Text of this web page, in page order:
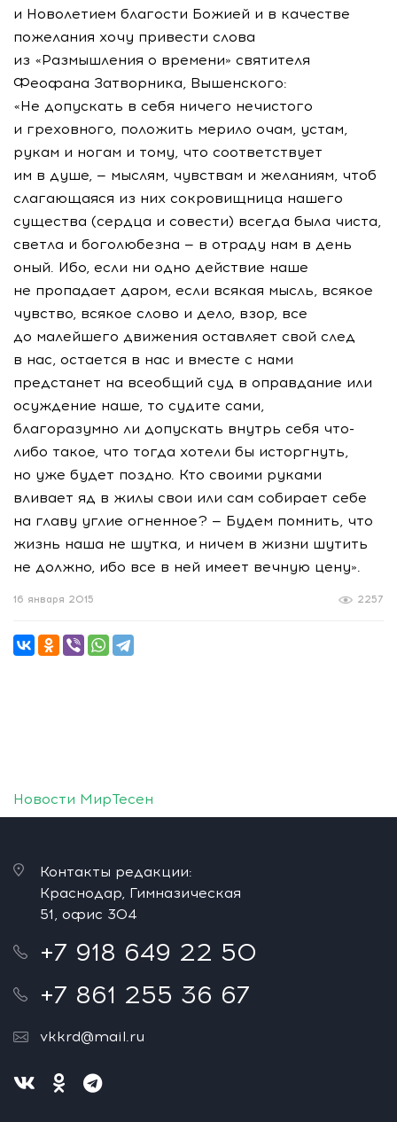
и Новолетием благости Божией и в качестве
пожелания хочу привести слова
из «Размышления о времени» святителя
Феофана Затворника, Вышенского:
«Не допускать в себя ничего нечистого
и греховного, положить мерило очам, устам,
рукам и ногам и тому, что соответствует
им в душе, — мыслям, чувствам и желаниям, чтоб
слагающаяся из них сокровищница нашего
существа (сердца и совести) всегда была чиста,
светла и боголюбезна — в отраду нам в день
оный. Ибо, если ни одно действие наше
не пропадает даром, если всякая мысль, всякое
чувство, всякое слово и дело, взор, все
до малейшего движения оставляет свой след
в нас, остается в нас и вместе с нами
предстанет на всеобщий суд в оправдание или
осуждение наше, то судите сами,
благоразумно ли допускать внутрь себя что-
либо такое, что тогда хотели бы исторгнуть,
но уже будет поздно. Кто своими руками
вливает яд в жилы свои или сам собирает себе
на главу углие огненное? — Будем помнить, что
жизнь наша не шутка, и ничем в жизни шутить
не должно, ибо все в ней имеет вечную цену».
2257
16 января 2015
Новости МирТесен
Контакты редакции:
Краснодар, Гимназическая
51, офис 304
+7 918 649 22 50
+7 861 255 36 67
vkkrd@mail.ru